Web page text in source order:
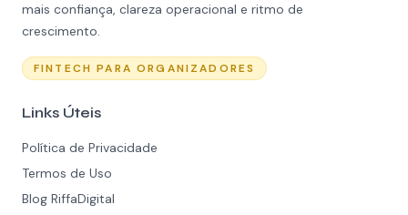
mais confiança, clareza operacional e ritmo de
crescimento.
FINTECH PARA ORGANIZADORES
Links Úteis
Política de Privacidade
Termos de Uso
Blog RiffaDigital